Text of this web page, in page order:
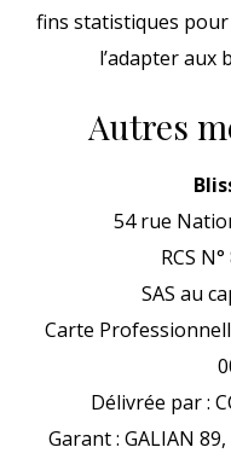
fins statistiques
l’adapter aux
Autres
54 rue
RCS
SAS au
Carte
Délivrée par :
Garant : GALIAN